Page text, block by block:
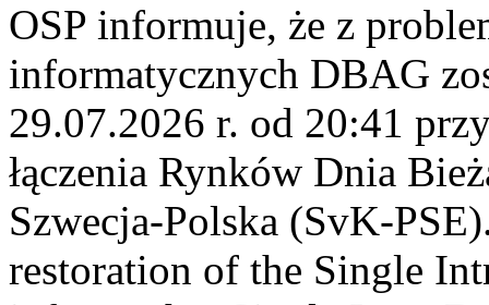
OSP informuje, że z
informatycznych DBAG
29.07.2026 r. od 20:41
łączenia Rynków Dnia
Szwecja-Polska (SvK-
restoration of the Single